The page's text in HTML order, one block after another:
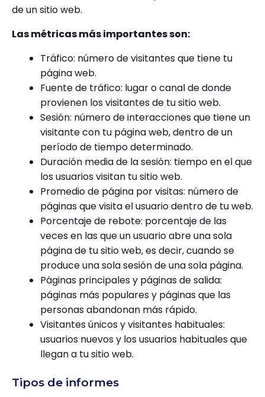
de un sitio web.
Las métricas más importantes son:
Tráfico: número de visitantes que tiene tu
página web.
Fuente de tráfico: lugar o canal de donde
provienen los visitantes de tu sitio web.
Sesión: número de interacciones que tiene un
visitante con tu página web, dentro de un
período de tiempo determinado.
Duración media de la sesión: tiempo en el que
los usuarios visitan tu sitio web.
Promedio de página por visitas: número de
páginas que visita el usuario dentro de tu web.
Porcentaje de rebote: porcentaje de las
veces en las que un usuario abre una sola
página de tu sitio web, es decir, cuando se
produce una sola sesión de una sola página.
Páginas principales y páginas de salida:
páginas más populares y páginas que las
personas abandonan más rápido.
Visitantes únicos y visitantes habituales:
usuarios nuevos y los usuarios habituales que
llegan a tu sitio web.
Tipos de informes